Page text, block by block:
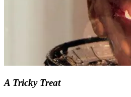
A Tricky Treat